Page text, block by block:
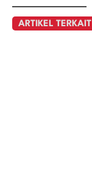
ARTIKEL TERKAIT